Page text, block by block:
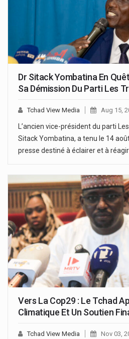
Dr Sitack Yombatina En
Sa Démission Du Parti Les
Tchad View Media Aug 15,
L’ancien vice-président du parti
Sitack Yombatina, a tenu le 14
presse destiné à éclairer et à réagir
Vers La Cop29 : Le Tchad
Climatique Et Un Soutien
Tchad View Media Nov 03,